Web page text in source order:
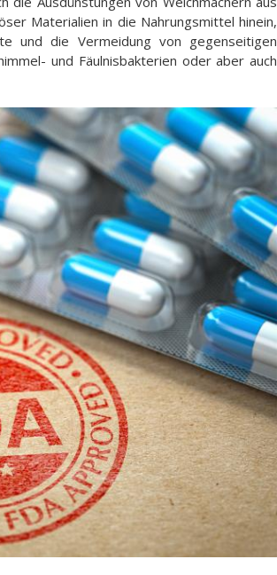
Materialien in die Nahrungsmittel hinein,
und die Vermeidung von gegenseitigen
und Fäulnisbakterien oder aber auch